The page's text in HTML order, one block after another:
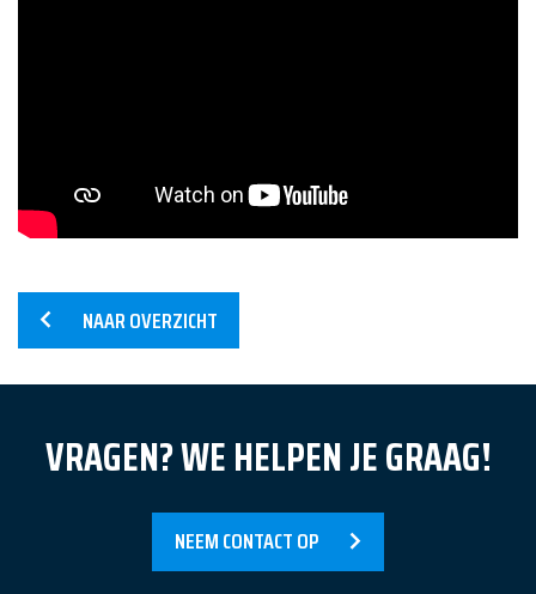
Home
NAAR OVERZICHT
VRAGEN? WE HELPEN JE GRAAG!
NEEM CONTACT OP